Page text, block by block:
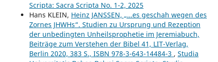
Scripta: Sacra Scripta No. 1-2, 2025
Hans KLEIN, Heinz JANSSEN, „…es geschah wegen des
Zornes JHWHs“. Studien zu Ursprung und Rezeption
der unbedingten Unheilsprophetie im Jeremiabuch,
Beiträge zum Verstehen der Bibel 41, LIT-Verlag,
Berlin 2020, 383 S., ISBN 978-3-643-14484-3 , Studia